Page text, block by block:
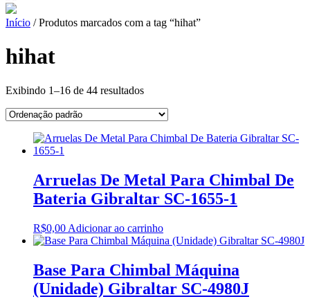
Início / Produtos marcados com a tag “hihat”
hihat
Exibindo 1–16 de 44 resultados
Arruelas De Metal Para Chimbal De
Bateria Gibraltar SC-1655-1
R$0,00 Adicionar ao carrinho
Base Para Chimbal Máquina
(Unidade) Gibraltar SC-4980J